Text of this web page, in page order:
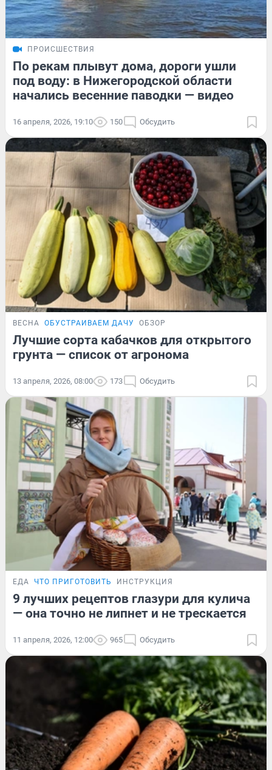
ПРОИСШЕСТВИЯ
По рекам плывут дома, дороги ушли
под воду: в Нижегородской области
начались весенние паводки — видео
16 апреля, 2026, 19:10 150 Обсудить
ВЕСНА ОБУСТРАИВАЕМ ДАЧУ ОБЗОР
Лучшие сорта кабачков для открытого
грунта — список от агронома
13 апреля, 2026, 08:00 173 Обсудить
ЕДА ЧТО ПРИГОТОВИТЬ ИНСТРУКЦИЯ
9 лучших рецептов глазури для кулича
— она точно не липнет и не трескается
11 апреля, 2026, 12:00 965 Обсудить